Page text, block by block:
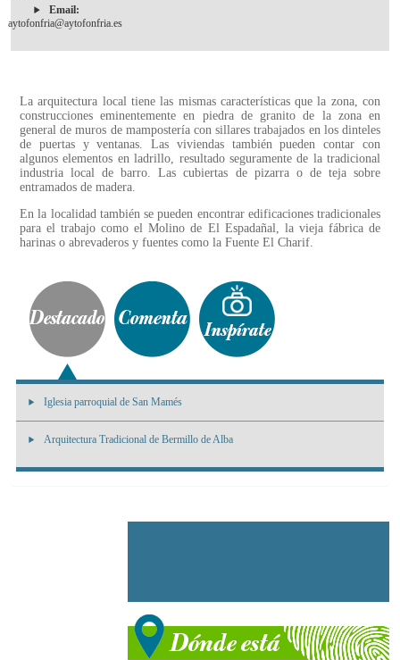
Email:
aytofonfria@aytofonfria.es
La arquitectura local tiene las mismas características que la zona, con
construcciones eminentemente en piedra de granito de la zona en
general de muros de mampostería con sillares trabajados en los dinteles
de puertas y ventanas. Las viviendas también pueden contar con
algunos elementos en ladrillo, resultado seguramente de la tradicional
industria local de barro. Las cubiertas de pizarra o de teja sobre
entramados de madera.
En la localidad también se pueden encontrar edificaciones tradicionales
para el trabajo como el Molino de El Espadañal, la vieja fábrica de
harinas o abrevaderos y fuentes como la Fuente El Charif.
Iglesia parroquial de San Mamés
Arquitectura Tradicional de Bermillo de Alba